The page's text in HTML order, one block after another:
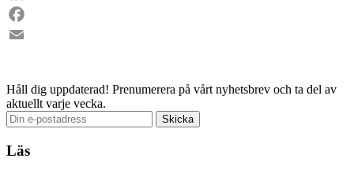
LinkedIn
Facebook
Håll dig uppdaterad! Prenumerera på vårt nyhetsbrev och ta del av
aktuellt varje vecka.
Läs